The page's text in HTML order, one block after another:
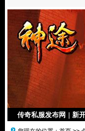
传奇私服发布网 | 新